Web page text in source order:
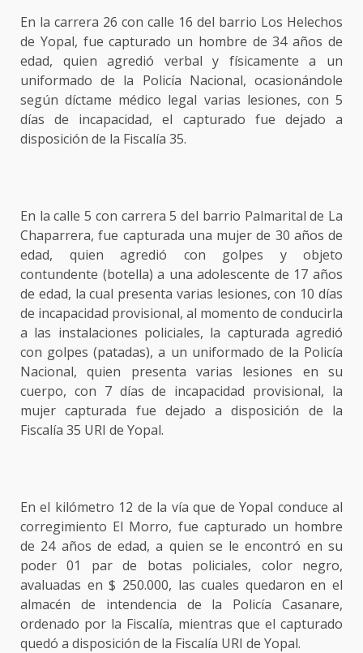
En la carrera 26 con calle 16 del barrio Los Helechos
de Yopal, fue capturado un hombre de 34 años de
edad, quien agredió verbal y físicamente a un
uniformado de la Policía Nacional, ocasionándole
según díctame médico legal varias lesiones, con 5
días de incapacidad, el capturado fue dejado a
disposición de la Fiscalía 35.
En la calle 5 con carrera 5 del barrio Palmarital de La
Chaparrera, fue capturada una mujer de 30 años de
edad, quien agredió con golpes y objeto
contundente (botella) a una adolescente de 17 años
de edad, la cual presenta varias lesiones, con 10 días
de incapacidad provisional, al momento de conducirla
a las instalaciones policiales, la capturada agredió
con golpes (patadas), a un uniformado de la Policía
Nacional, quien presenta varias lesiones en su
cuerpo, con 7 días de incapacidad provisional, la
mujer capturada fue dejado a disposición de la
Fiscalía 35 URI de Yopal.
En el kilómetro 12 de la vía que de Yopal conduce al
corregimiento El Morro, fue capturado un hombre
de 24 años de edad, a quien se le encontró en su
poder 01 par de botas policiales, color negro,
avaluadas en $ 250.000, las cuales quedaron en el
almacén de intendencia de la Policía Casanare,
ordenado por la Fiscalía, mientras que el capturado
quedó a disposición de la Fiscalía URI de Yopal.